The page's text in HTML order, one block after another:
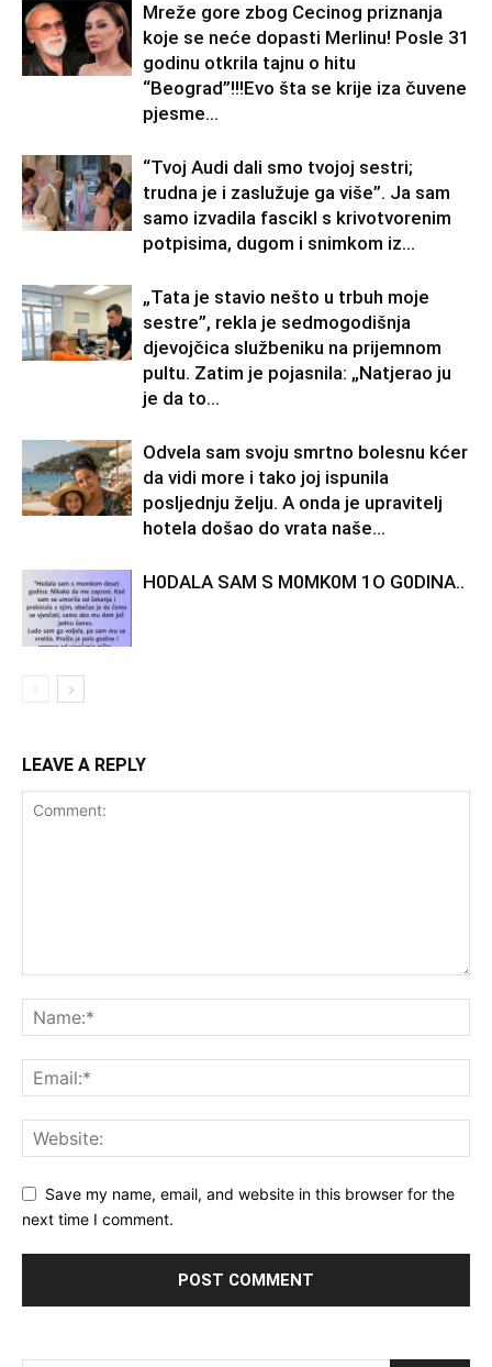
Mreže gore zbog Cecinog priznanja
koje se neće dopasti Merlinu! Posle 31
godinu otkrila tajnu o hitu
“Beograd”!!!Evo šta se krije iza čuvene
pjesme...
“Tvoj Audi dali smo tvojoj sestri;
trudna je i zaslužuje ga više”. Ja sam
samo izvadila fascikl s krivotvorenim
potpisima, dugom i snimkom iz...
„Tata je stavio nešto u trbuh moje
sestre”, rekla je sedmogodišnja
djevojčica službeniku na prijemnom
pultu. Zatim je pojasnila: „Natjerao ju
je da to...
Odvela sam svoju smrtno bolesnu kćer
da vidi more i tako joj ispunila
posljednju želju. A onda je upravitelj
hotela došao do vrata naše...
H0DALA SAM S M0MK0M 1O G0DINA..
LEAVE A REPLY
Save my name, email, and website in this browser for the
next time I comment.